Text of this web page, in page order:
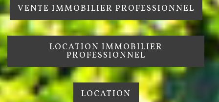
VENTE IMMOBILIER PROFESSIONNEL
LOCATION IMMOBILIER
PROFESSIONNEL
LOCATION